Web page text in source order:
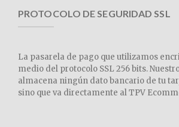
PROTOCOLO DE SEGURIDAD SSL
La pasarela de pago que utilizamos
medio del protocolo SSL 256 bits.
almacena ningún dato bancario de tu
sino que va directamente al TPV